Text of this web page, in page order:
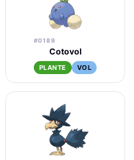
#0189
Cotovol
PLANTE VOL